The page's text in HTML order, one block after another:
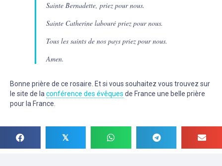
Sainte Bernadette, priez pour nous.
Sainte Catherine labouré priez pour nous.
Tous les saints de nos pays priez pour nous.
Amen.
Bonne prière de ce rosaire. Et si vous souhaitez vous trouvez sur
le site de laconférence des évêques de France une belle prière
pour la France.
𝕏